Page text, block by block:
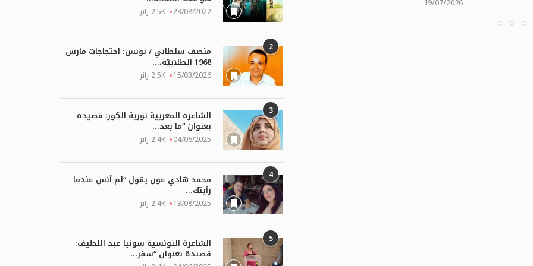
23/08/2022 2.5K زائر
2 منصف سلطاني / تونس: احتجاجات مارس
1968 الطلابيّة،...
15/03/2026 2.5K زائر
3 الشاعرة المغربية ثورية الكور: قصيدة
بعنوان “ما بعد...
04/06/2025 2.4K زائر
4 محمد هادي عون يقول “لم أنس عندما
رأيتك...
13/08/2025 2.4K زائر
5 الشاعرة التونسية سونيا عبد اللطيف:
قصيدة بعنوان “سفر...